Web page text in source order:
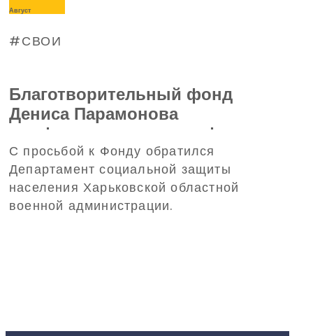
Август
СВОИ
Благотворительный фонд
Дениса Парамонова
профинансирует трансфер
детей из Харьковской области
на отдых в Польшу
С просьбой к Фонду обратился
Департамент социальной защиты
населения Харьковской областной
военной администрации.